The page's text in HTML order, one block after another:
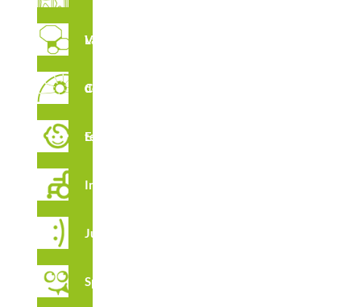
Laberintos Verticales
Circuito de Cuerdas
Estimulación temprana
Integración
Juga
Spooky